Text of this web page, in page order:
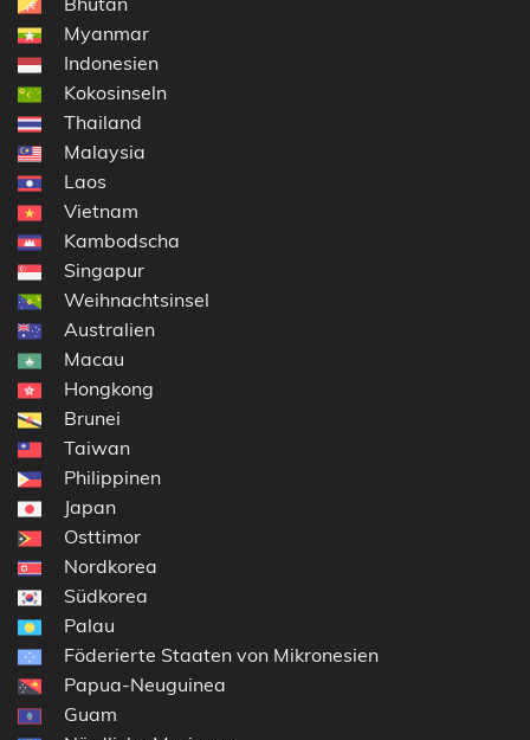
Myanmar
Indonesien
Kokosinseln
Thailand
Malaysia
Laos
Vietnam
Kambodscha
Singapur
Weihnachtsinsel
Australien
Macau
Hongkong
Brunei
Taiwan
Philippinen
Japan
Osttimor
Nordkorea
Südkorea
Palau
Föderierte Staaten von Mikronesien
Papua-Neuguinea
Guam